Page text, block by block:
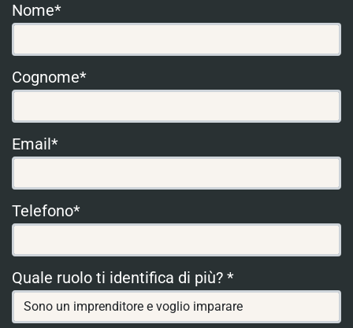
Nome*
Cognome*
Email*
Telefono*
Quale ruolo ti identifica di più? *